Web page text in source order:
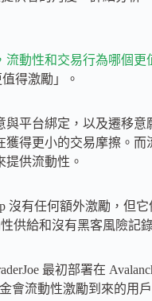
流動性和交易行為哪個更
得激勵」。
與平台綁定，以及遷移
得更小的交易摩擦。而
供流動性。
有任何額外激勵，但
供給和沒有黑客風險記
最初部署在
會流動性激勵到來的用